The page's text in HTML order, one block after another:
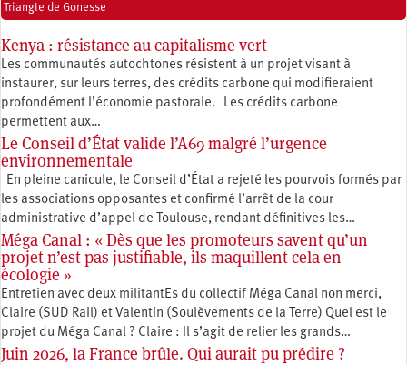
Triangle de Gonesse
Kenya : résistance au capitalisme vert
Les communautés autochtones résistent à un projet visant à
instaurer, sur leurs terres, des crédits carbone qui modifieraient
profondément l’économie pastorale. Les crédits carbone
permettent aux…
Le Conseil d’État valide l’A69 malgré l’urgence
environnementale
En pleine canicule, le Conseil d’État a rejeté les pourvois formés par
les associations opposantes et confirmé l’arrêt de la cour
administrative d’appel de Toulouse, rendant définitives les…
Méga Canal : « Dès que les promoteurs savent qu’un
projet n’est pas justifiable, ils maquillent cela en
écologie »
Entretien avec deux militantEs du collectif Méga Canal non merci,
Claire (SUD Rail) et Valentin (Soulèvements de la Terre) Quel est le
projet du Méga Canal ? Claire : Il s’agit de relier les grands…
Juin 2026, la France brûle. Qui aurait pu prédire ?